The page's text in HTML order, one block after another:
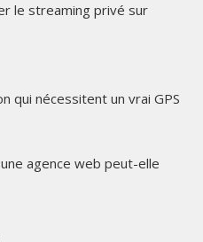
le streaming privé sur
qui nécessitent un vrai GPS
agence web peut-elle